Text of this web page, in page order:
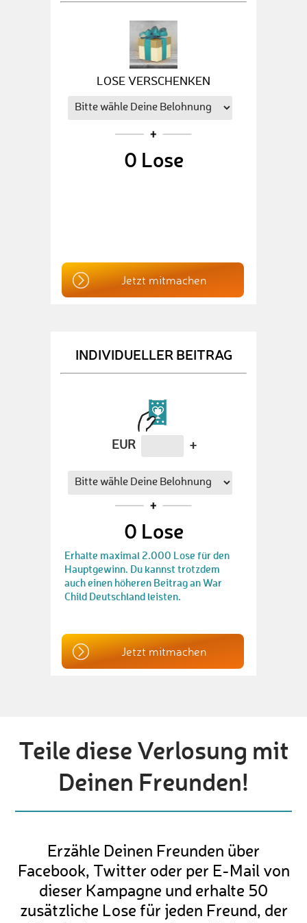
LOSE VERSCHENKEN
0 Lose
Jetzt mitmachen
INDIVIDUELLER BEITRAG
EUR +
0 Lose
Erhalte maximal 2.000 Lose für den
Hauptgewinn. Du kannst trotzdem
auch einen höheren Beitrag an War
Child Deutschland leisten.
Jetzt mitmachen
Teile diese Verlosung mit
Deinen Freunden!
Erzähle Deinen Freunden über
Facebook, Twitter oder per E-Mail von
dieser Kampagne und erhalte 50
zusätzliche Lose für jeden Freund, der